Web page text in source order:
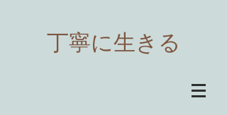
​丁寧に生きる